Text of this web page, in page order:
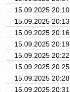
15.09.2025 20:10
15.09.2025 20:13
15.09.2025 20:16
15.09.2025 20:19
15.09.2025 20:22
15.09.2025 20:25
15.09.2025 20:28
15.09.2025 20:31